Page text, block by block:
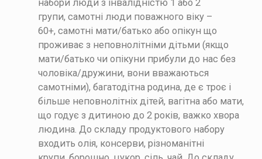
набори люди з інвалідністю 1 або 2
групи, самотні люди поважного віку –
60+, самотні мати/батько або опікун що
проживає з неповнолітніми дітьми (якщо
мати/батько чи опікуни прибули до нас без
чоловіка/дружини, вони вважаються
самотніми), багатодітна родина, де є троє і
більше неповнолітніх дітей, вагітна або мати,
що годує з дитиною до 2 років, важко хвора
людина. До складу продуктового набору
входить олія, консерви, різноманітні